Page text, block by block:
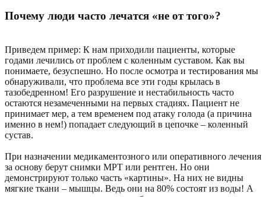
Почему люди часто лечатся «не от того»?
Приведем пример: К нам приходили пациенты, которые
годами лечились от проблем с коленным суставом. Как вы
понимаете, безуспешно. Но после осмотра и тестирования мы
обнаруживали, что проблема все эти годы крылась в
тазобедренном! Его разрушение и нестабильность часто
остаются незамеченными на первых стадиях. Пациент не
принимает мер, а тем временем под атаку голода (а причина
именно в нем!) попадает следующий в цепочке – коленный
сустав.
При назначении медикаментозного или оперативного лечения
за основу берут снимки МРТ или рентген. Но они
демонстрируют только часть «картины». На них не видны
мягкие ткани – мышцы. Ведь они на 80% состоят из воды! А